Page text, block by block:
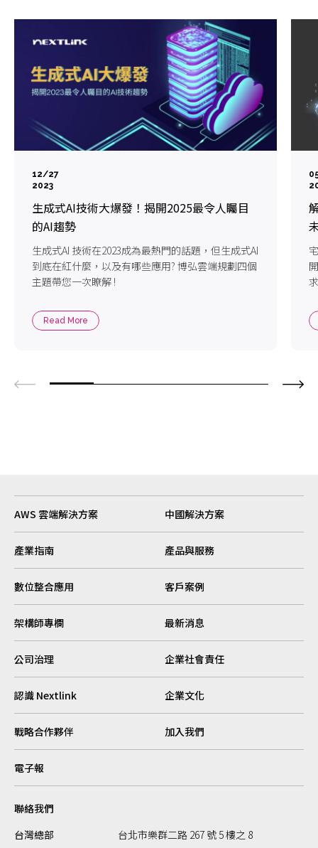
12/27
2023
生成式AI技術大爆發！揭開2025最令人矚目
的AI趨勢
生成式AI 技術在2023成為最熱門的話題，但生成式AI
到底在紅什麼，以及有哪些應用? 博弘雲端規劃四個
主題帶您一次瞭解 !
Read More
AWS 雲端解決方案 中國解決方案
產業指南 產品與服務
數位整合應用 客戶案例
架構師專欄 最新消息
公司治理 企業社會責任
認識 Nextlink 企業文化
戰略合作夥伴 加入我們
電子報
聯絡我們
台灣總部
台北市樂群二路 267 號 5 樓之 8